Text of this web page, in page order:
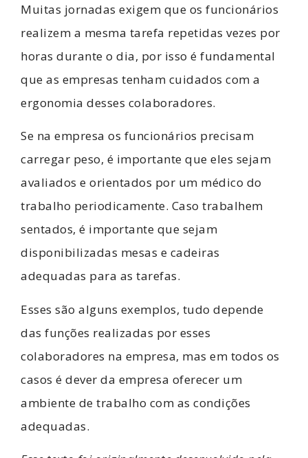
Muitas jornadas exigem que os funcionários
realizem a mesma tarefa repetidas vezes por
horas durante o dia, por isso é fundamental
que as empresas tenham cuidados com a
ergonomia desses colaboradores.
Se na empresa os funcionários precisam
carregar peso, é importante que eles sejam
avaliados e orientados por um médico do
trabalho periodicamente. Caso trabalhem
sentados, é importante que sejam
disponibilizadas mesas e cadeiras
adequadas para as tarefas.
Esses são alguns exemplos, tudo depende
das funções realizadas por esses
colaboradores na empresa, mas em todos os
casos é dever da empresa oferecer um
ambiente de trabalho com as condições
adequadas.